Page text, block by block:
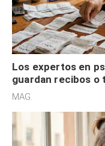
Los expertos en
guardan recibos o
son
MAG.